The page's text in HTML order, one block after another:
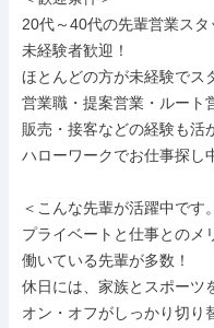
20代～40代の先輩営業スタ
未経験者歓迎！
ほとんどの方が未経験でス
営業職・提案営業・ルート
販売・接客などの経験も活
ハローワークでお仕事探し
＜こんな先輩が活躍中です
プライベートと仕事とのメ
働いている先輩が多数！
休日には、家族とスポーツ
オン・オフがしっかり切り